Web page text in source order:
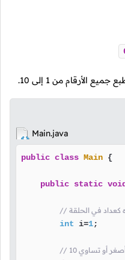
جميع الأرقام من 1 إلى 10
.
Main.java
public class Main {
public static void
كعداد في الحلقة
int i=1;